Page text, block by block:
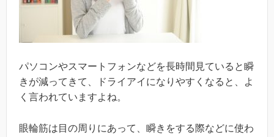
パソコンやスマートフォンなどを長時間見ていると瞬
きが減ってきて、ドライアイになりやすくなると、よ
く言われていますよね。
眼輪筋は目の周りにあって、瞬きをする際などに使わ